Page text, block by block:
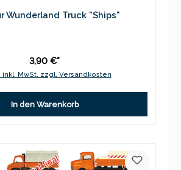
Wunderland Truck "Ships"
3,90 €*
inkl. MwSt. zzgl. Versandkosten
In den Warenkorb